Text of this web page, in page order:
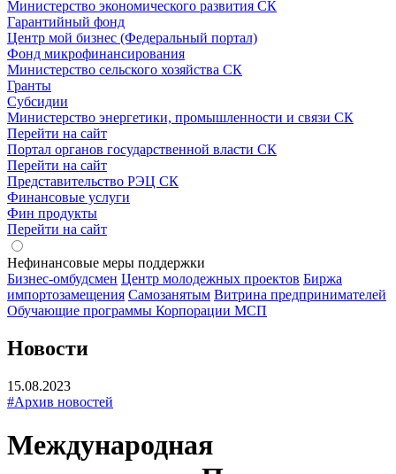
Министерство экономического развития СК
Гарантийный фонд
Центр мой бизнес (Федеральный портал)
Фонд микрофинансирования
Министерство сельского хозяйства СК
Гранты
Субсидии
Министерство энергетики, промышленности и связи СК
Перейти на сайт
Портал органов государственной власти СК
Перейти на сайт
Представительство РЭЦ СК
Финансовые услуги
Фин продукты
Перейти на сайт
Нефинансовые меры поддержки
Бизнес-омбудсмен Центр молодежных проектов Биржа
импортозамещения Cамозанятым Витрина предпринимателей
Обучающие программы Корпорации МСП
Новости
15.08.2023
#Архив новостей
Международная